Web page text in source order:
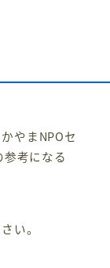
やまNPOセ
考になる
い。